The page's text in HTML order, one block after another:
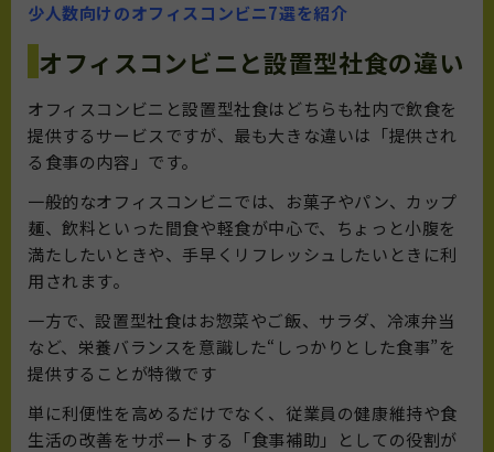
少人数向けのオフィスコンビニ7選を紹介
オフィスコンビニと設置型社食の違い
オフィスコンビニと設置型社食はどちらも社内で飲食を
提供するサービスですが、最も大きな違いは「提供され
る食事の内容」です。
一般的なオフィスコンビニでは、お菓子やパン、カップ
麺、飲料といった間食や軽食が中心で、ちょっと小腹を
満たしたいときや、手早くリフレッシュしたいときに利
用されます。
一方で、設置型社食はお惣菜やご飯、サラダ、冷凍弁当
など、栄養バランスを意識した“しっかりとした食事”を
提供することが特徴です
単に利便性を高めるだけでなく、従業員の健康維持や食
生活の改善をサポートする「食事補助」としての役割が